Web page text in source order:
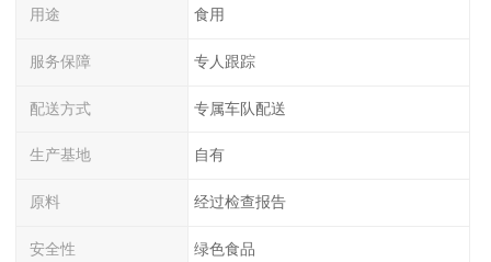
用途 食用
服务保障 专人跟踪
配送方式 专属车队配送
生产基地 自有
原料 经过检查报告
安全性 绿色食品